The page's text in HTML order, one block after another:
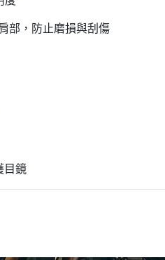
部，防止磨損與刮傷
目鏡